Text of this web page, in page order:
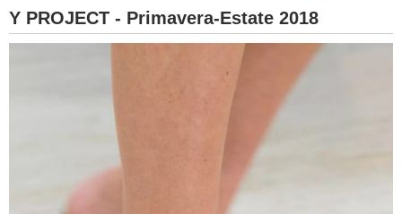
Y PROJECT - Primavera-Estate 2018